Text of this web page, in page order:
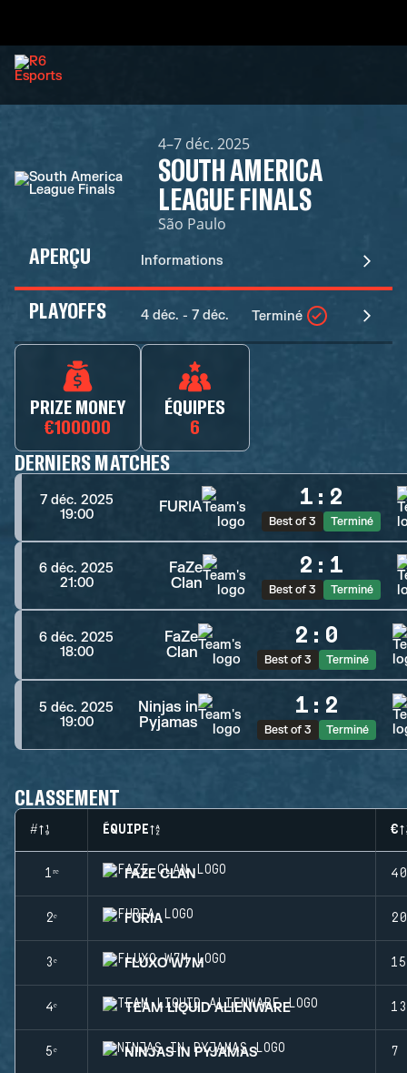
4–7 déc. 2025
SOUTH AMERICA
LEAGUE FINALS
São Paulo
APERÇU Informations
PLAYOFFS 4 déc. - 7 déc. Terminé
PRIZE MONEY
€100000
ÉQUIPES
6
DERNIERS MATCHES
7 déc. 2025
19:00
FURIA 1 : 2
Best of 3 Terminé
6 déc. 2025
21:00
FaZe
Clan
2 : 1
Best of 3 Terminé
6 déc. 2025
18:00
FaZe
Clan
2 : 0
Best of 3 Terminé
5 déc. 2025
19:00
Ninjas in
Pyjamas
1 : 2
Best of 3 Terminé
CLASSEMENT
# ÉQUIPE €
1ʳᵉ FAZE CLAN
2ᵉ FURIA
3ᵉ FLUXO W7M
4ᵉ TEAM LIQUID ALIENWARE
5ᵉ NINJAS IN PYJAMAS 7